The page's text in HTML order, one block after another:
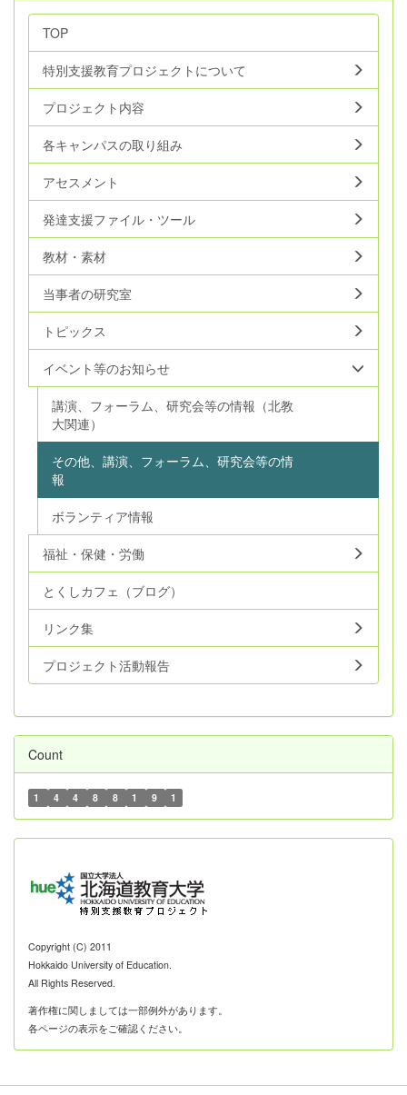
TOP
特別支援教育プロジェクトについて
プロジェクト内容
各キャンパスの取り組み
アセスメント
発達支援ファイル・ツール
教材・素材
当事者の研究室
トピックス
イベント等のお知らせ
講演、フォーラム、研究会等の情報（北教
大関連）
その他、講演、フォーラム、研究会等の情
報
ボランティア情報
福祉・保健・労働
とくしカフェ（ブログ）
リンク集
プロジェクト活動報告
Count
1 4 4 8 8 1 9 1
Copyright (C) 2011
Hokkaido University of Education.
All Rights Reserved.
著作権に関しましては一部例外があります。
各ページの表示をご確認ください。